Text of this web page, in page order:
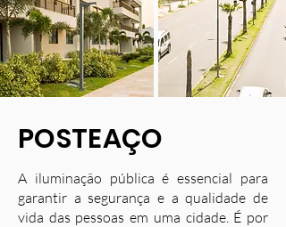
POSTEAÇO
A iluminação pública é essencial para
garantir a segurança e a qualidade de
vida das pessoas em uma cidade. É por